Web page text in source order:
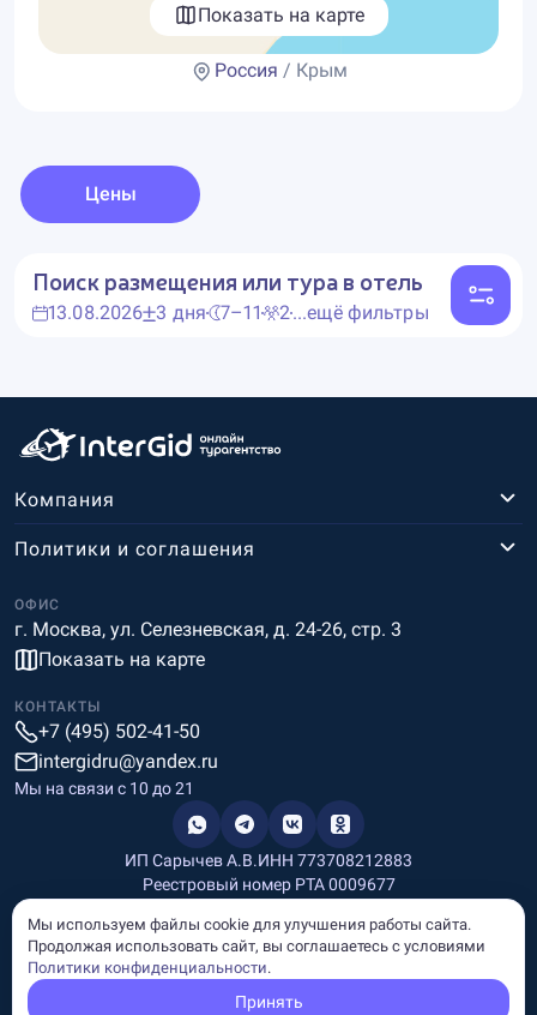
Показать на карте
Россия / Крым
Цены
Поиск размещения или тура в отель
13.08.2026 3 дня 7–11 2...ещё фильтры
Компания
ОФИС
г. Москва, ул. Селезневская, д. 24-26, стр. 3
Показать на карте
Политики и соглашения
КОНТАКТЫ
+7 (495) 502-41-50
intergidru@yandex.ru
Мы на связи c 10 до 21
ИП Сарычев А.В.ИНН 773708212883
Реестровый номер РТА 0009677
Информация, размещённая на сайте, носит информационный
характер и не является рекламой и публичной офертой.
Мы используем файлы cookie для улучшения работы сайта.
Продолжая использовать сайт, вы соглашаетесь с условиями
Политики конфиденциальности.
Принять